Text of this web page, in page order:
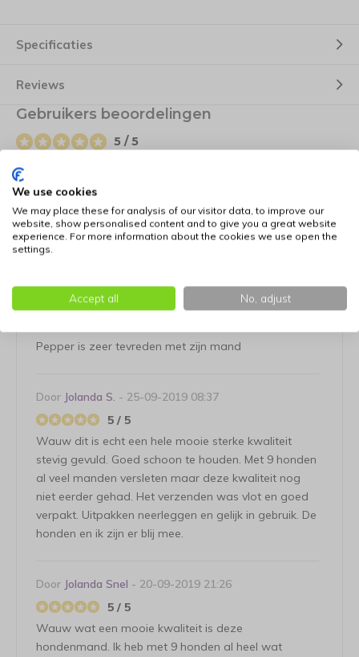
Specificaties
Reviews
Gebruikers beoordelingen
5 / 5
DoorHanne Warmenhoven
5 / 5
Uitstekende hondenmand, goede kwaliteit en super
service! Onze hond is er zeer verguld mee!
anja l.- 21-07-2020 18:21
Pepper is zeer tevreden met zijn mand
Door Jolanda S. - 25-09-2019 08:37
5 / 5
Wauw dit is echt een hele mooie sterke kwaliteit
stevig gevuld. Goed schoon te houden. Met 9 honden
al veel manden versleten maar deze kwaliteit nog
niet eerder gehad. Het verzenden was vlot en goed
verpakt. Uitpakken neerleggen en gelijk in gebruik. De
honden en ik zijn er blij mee.
Door Jolanda Snel - 20-09-2019 21:26
5 / 5
Wauw wat een mooie kwaliteit is deze
hondenmand. Ik heb met 9 honden al heel wat
We use cookies
We may place these for analysis of our visitor data, to improve our
website, show personalised content and to give you a great website
experience. For more information about the cookies we use open the
settings.
Accept all No, adjust